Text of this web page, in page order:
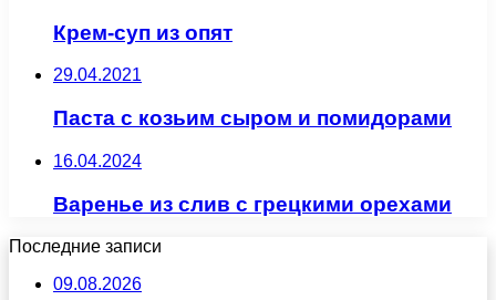
Крем-суп из опят
29.04.2021
Паста с козьим сыром и помидорами
16.04.2024
Варенье из слив с грецкими орехами
Последние записи
09.08.2026